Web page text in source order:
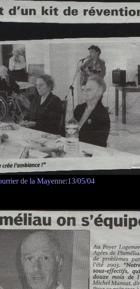
de la Mayenne:13/05/04